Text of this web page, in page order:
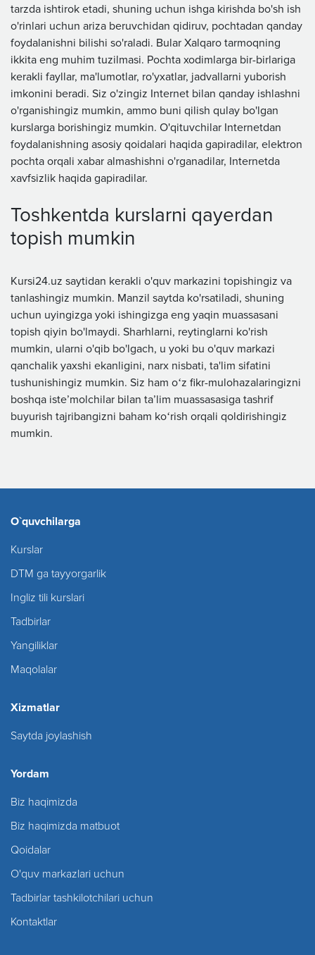
tarzda ishtirok etadi, shuning uchun ishga kirishda bo'sh ish
o'rinlari uchun ariza beruvchidan qidiruv, pochtadan qanday
foydalanishni bilishi so'raladi. Bular Xalqaro tarmoqning
ikkita eng muhim tuzilmasi. Pochta xodimlarga bir-birlariga
kerakli fayllar, ma'lumotlar, ro'yxatlar, jadvallarni yuborish
imkonini beradi. Siz o'zingiz Internet bilan qanday ishlashni
o'rganishingiz mumkin, ammo buni qilish qulay bo'lgan
kurslarga borishingiz mumkin. O'qituvchilar Internetdan
foydalanishning asosiy qoidalari haqida gapiradilar, elektron
pochta orqali xabar almashishni o'rganadilar, Internetda
xavfsizlik haqida gapiradilar.
Toshkentda kurslarni qayerdan
topish mumkin
Kursi24.uz saytidan kerakli o'quv markazini topishingiz va
tanlashingiz mumkin. Manzil saytda ko'rsatiladi, shuning
uchun uyingizga yoki ishingizga eng yaqin muassasani
topish qiyin bo'lmaydi. Sharhlarni, reytinglarni ko'rish
mumkin, ularni o'qib bo'lgach, u yoki bu o'quv markazi
qanchalik yaxshi ekanligini, narx nisbati, ta'lim sifatini
tushunishingiz mumkin. Siz ham oʻz fikr-mulohazalaringizni
boshqa isteʼmolchilar bilan taʼlim muassasasiga tashrif
buyurish tajribangizni baham koʻrish orqali qoldirishingiz
mumkin.
O`quvchilarga
Kurslar
DTM ga tayyorgarlik
Ingliz tili kurslari
Tadbirlar
Yangiliklar
Maqolalar
Xizmatlar
Saytda joylashish
Yordam
Biz haqimizda
Biz haqimizda matbuot
Qoidalar
O'quv markazlari uchun
Tadbirlar tashkilotchilari uchun
Kontaktlar